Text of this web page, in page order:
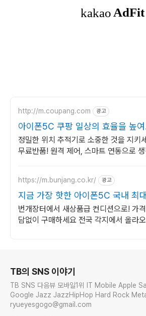
http://m.coupang.com 광고
아이폰5C 쿠팡 일상의 효율을 높
정밀한 위치 추적기로 소중한 것을 지키
무료반품! 원격 제어, 스마트 연동으로
https://m.bunjang.co.kr/ 광고
지금 가장 핫한 아이폰5C 국내 최대
브랜드 중고거래
번개장터에서 새상품급 컨디션으로! 가
담없이 구매하세요 전국 각지에서 올라오
TB의 SNS 이야기
TB SNS 다음뷰 모바일1위 IT Mobile Apple
Google Jazz JazzHipHop Hard Rock
ryueyesgogo@gmail.com